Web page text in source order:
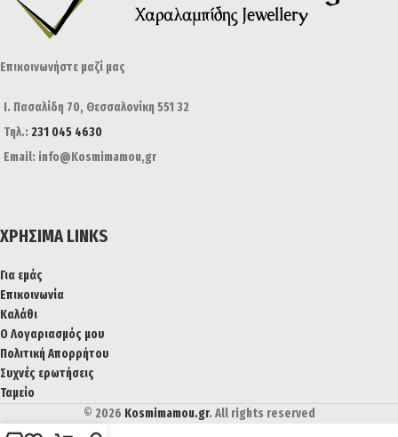
Επικοινωνήστε μαζί μας
Ι. Πασαλίδη 70, Θεσσαλονίκη 551 32
Τηλ.: 231 045 4630
Email: info@Kosmimamou,gr
ΧΡΉΣΙΜΑ LINKS
Για εμάς
Επικοινωνία
Καλάθι
Ο Λογαριασμός μου
Πολιτική Απορρήτου
Συχνές ερωτήσεις
Ταμείο
© 2026 Kosmimamou.gr. All rights reserved